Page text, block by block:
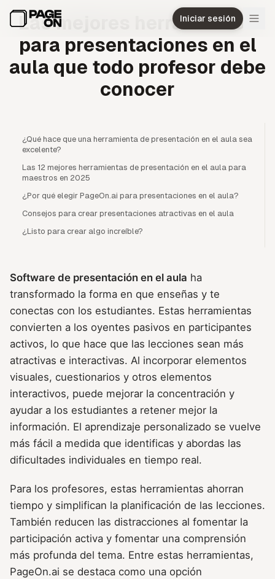
Iniciar sesión
Las mejores herramientas
para presentaciones en el
aula que todo profesor debe
conocer
¿Qué hace que una herramienta de presentación en el aula sea
excelente?
Las 12 mejores herramientas de presentación en el aula para
maestros en 2025
¿Por qué elegir PageOn.ai para presentaciones en el aula?
Consejos para crear presentaciones atractivas en el aula
¿Listo para crear algo increíble?
Software de presentación en el aula ha
transformado la forma en que enseñas y te
conectas con los estudiantes. Estas herramientas
convierten a los oyentes pasivos en participantes
activos, lo que hace que las lecciones sean más
atractivas e interactivas. Al incorporar elementos
visuales, cuestionarios y otros elementos
interactivos, puede mejorar la concentración y
ayudar a los estudiantes a retener mejor la
información. El aprendizaje personalizado se vuelve
más fácil a medida que identificas y abordas las
dificultades individuales en tiempo real.
Para los profesores, estas herramientas ahorran
tiempo y simplifican la planificación de las lecciones.
También reducen las distracciones al fomentar la
participación activa y fomentar una comprensión
más profunda del tema. Entre estas herramientas,
PageOn.ai se destaca como una opción